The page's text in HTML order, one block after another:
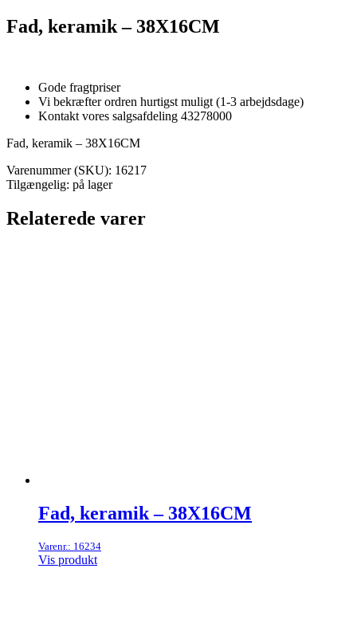
Fad, keramik – 38X16CM
Gode fragtpriser
Vi bekræfter ordren hurtigst muligt (1-3 arbejdsdage)
Kontakt vores salgsafdeling 43278000
Fad, keramik – 38X16CM
Varenummer (SKU): 16217
Tilgængelig: på lager
Relaterede varer
Fad, keramik – 38X16CM
Varenr.: 16234
Vis produkt